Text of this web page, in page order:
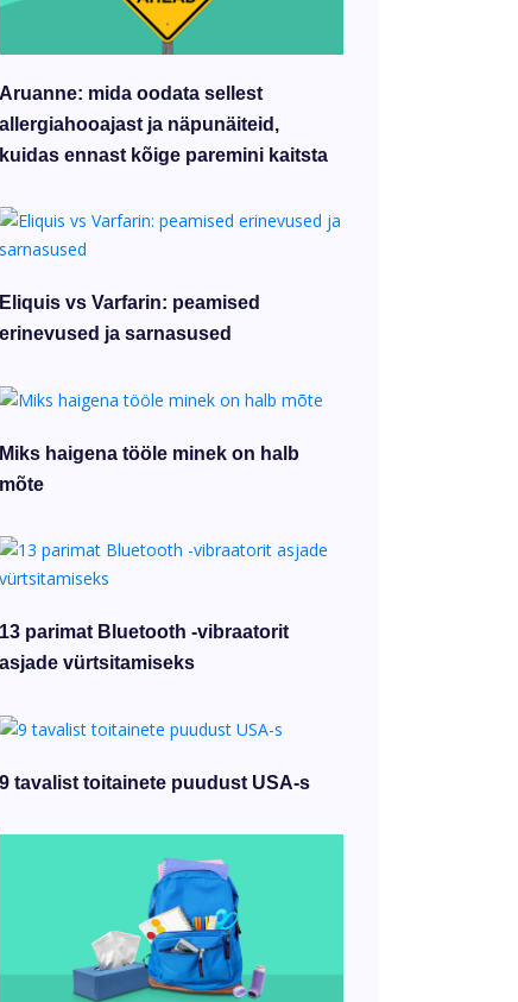
Aruanne: mida oodata sellest
allergiahooajast ja näpunäiteid,
kuidas ennast kõige paremini kaitsta
Eliquis vs Varfarin: peamised
erinevused ja sarnasused
Miks haigena tööle minek on halb
mõte
13 parimat Bluetooth -vibraatorit
asjade vürtsitamiseks
9 tavalist toitainete puudust USA-s